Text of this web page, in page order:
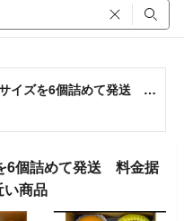
山梨の甘い桃 お手頃サイズを6個詰めて発送 料金据え置き ももやのきよし
6個詰めて発送 料金据
商品